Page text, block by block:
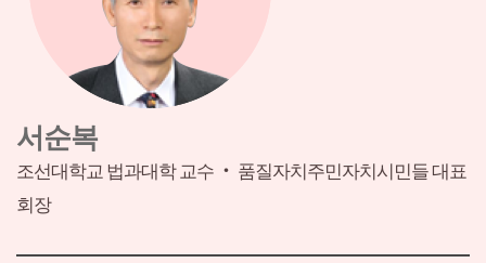
서순복
조선대학교 법과대학 교수 ‧ 품질자치주민자치시민들 대표
회장